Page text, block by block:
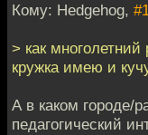
Кому: Hedgehog,
> как многолетний
кружка имею и
А в каком городе/
педагогический